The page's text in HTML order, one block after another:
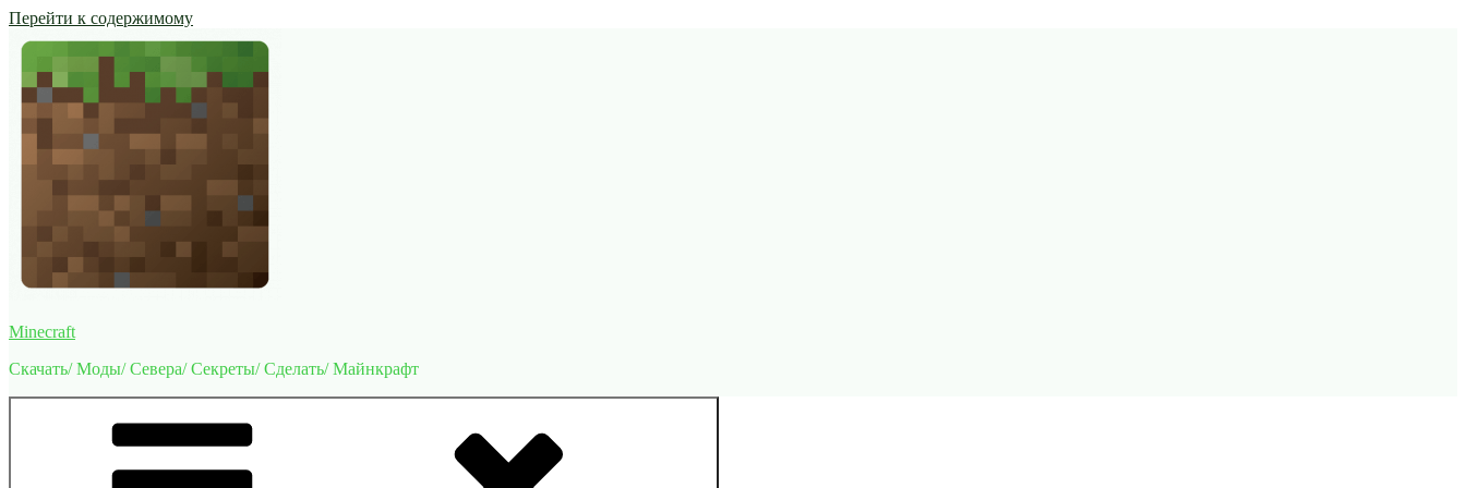
Перейти к содержимому
Minecraft
Скачать/ Моды/ Севера/ Секреты/ Сделать/ Майнкрафт